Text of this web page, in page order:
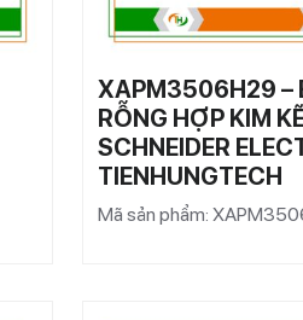
XAPM3506H29 –
RỖNG HỢP KIM
SCHNEIDER
TIENHUNGTECH
Mã sản phẩm: